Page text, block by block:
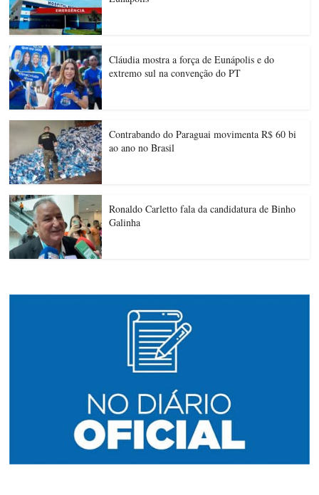
Cláudia mostra a força de Eunápolis e do
extremo sul na convenção do PT
Contrabando do Paraguai movimenta R$ 60 bi
ao ano no Brasil
Ronaldo Carletto fala da candidatura de Binho
Galinha